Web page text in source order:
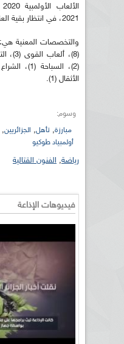
2021، في انتظار بقية العناصر المرتقب تأهلها.
الأثقال (1).
وسوم:
مبارزة, تأهل, الجزائريين,
أولمبياد طوكيو
رياضة, الفنون القتالية
فيديوهات الإذاعة